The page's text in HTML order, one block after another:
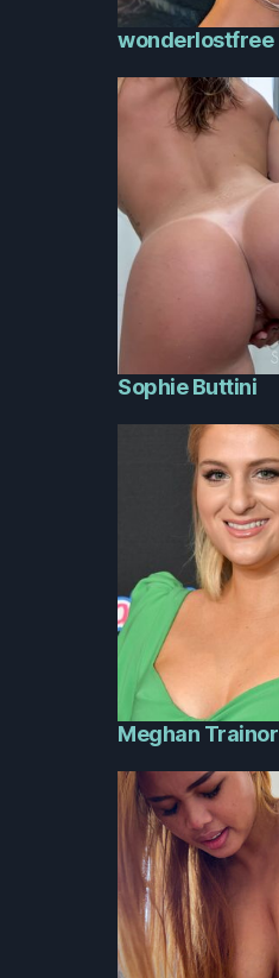
wonderlostfree
Sophie Buttini
Meghan Trainor